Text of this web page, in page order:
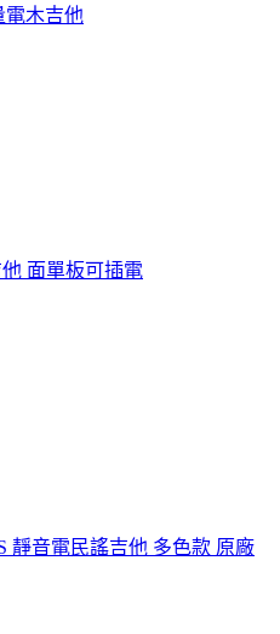
電木吉他
他 面單板可插電
靜音電民謠吉他 多色款 原廠